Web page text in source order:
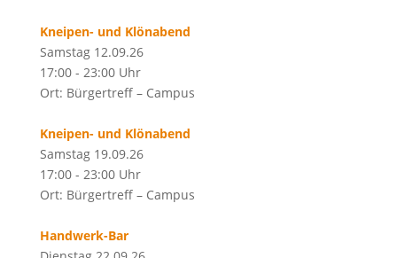
Kneipen- und Klönabend
Samstag 12.09.26
17:00 - 23:00 Uhr
Ort: Bürgertreff – Campus
Kneipen- und Klönabend
Samstag 19.09.26
17:00 - 23:00 Uhr
Ort: Bürgertreff – Campus
Handwerk-Bar